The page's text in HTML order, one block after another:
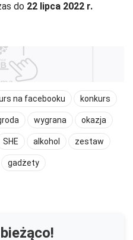
do 22 lipca 2022 r.
na facebooku konkurs
wygrana okazja
SHE alkohol zestaw
gadżety